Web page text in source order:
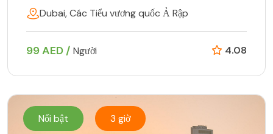
Dubai, Các Tiểu vương quốc Ả Rập
99 AED / Người 4.08
Nổi bật 3 giờ